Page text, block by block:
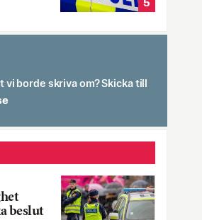
5
vi borde skriva om? Skicka till
beslut